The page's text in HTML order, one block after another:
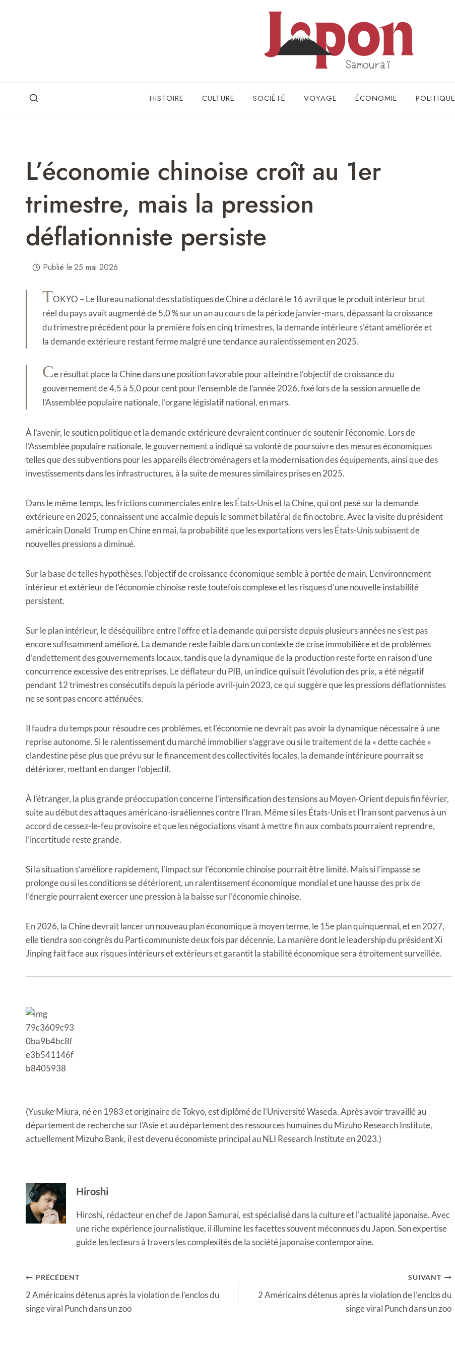
HISTOIRE CULTURE SOCIÉTÉ VOYAGE ÉCONOMIE POLITIQUE
L’économie chinoise croît au 1er
trimestre, mais la pression
déflationniste persiste
Publié le25 mai 2026
TOKYO – Le Bureau national des statistiques de Chine a déclaré le 16 avril que le produit intérieur brut
réel du pays avait augmenté de 5,0 % sur un an au cours de la période janvier-mars, dépassant la croissance
du trimestre précédent pour la première fois en cinq trimestres, la demande intérieure s’étant améliorée et
la demande extérieure restant ferme malgré une tendance au ralentissement en 2025.
Ce résultat place la Chine dans une position favorable pour atteindre l’objectif de croissance du
gouvernement de 4,5 à 5,0 pour cent pour l’ensemble de l’année 2026, fixé lors de la session annuelle de
l’Assemblée populaire nationale, l’organe législatif national, en mars.
À l’avenir, le soutien politique et la demande extérieure devraient continuer de soutenir l’économie. Lors de
l’Assemblée populaire nationale, le gouvernement a indiqué sa volonté de poursuivre des mesures économiques
telles que des subventions pour les appareils électroménagers et la modernisation des équipements, ainsi que des
investissements dans les infrastructures, à la suite de mesures similaires prises en 2025.
Dans le même temps, les frictions commerciales entre les États-Unis et la Chine, qui ont pesé sur la demande
extérieure en 2025, connaissent une accalmie depuis le sommet bilatéral de fin octobre. Avec la visite du président
américain Donald Trump en Chine en mai, la probabilité que les exportations vers les États-Unis subissent de
nouvelles pressions a diminué.
Sur la base de telles hypothèses, l’objectif de croissance économique semble à portée de main. L’environnement
intérieur et extérieur de l’économie chinoise reste toutefois complexe et les risques d’une nouvelle instabilité
persistent.
Sur le plan intérieur, le déséquilibre entre l’offre et la demande qui persiste depuis plusieurs années ne s’est pas
encore suffisamment amélioré. La demande reste faible dans un contexte de crise immobilière et de problèmes
d’endettement des gouvernements locaux, tandis que la dynamique de la production reste forte en raison d’une
concurrence excessive des entreprises. Le déflateur du PIB, un indice qui suit l’évolution des prix, a été négatif
pendant 12 trimestres consécutifs depuis la période avril-juin 2023, ce qui suggère que les pressions déflationnistes
ne se sont pas encore atténuées.
Il faudra du temps pour résoudre ces problèmes, et l’économie ne devrait pas avoir la dynamique nécessaire à une
reprise autonome. Si le ralentissement du marché immobilier s’aggrave ou si le traitement de la « dette cachée »
clandestine pèse plus que prévu sur le financement des collectivités locales, la demande intérieure pourrait se
détériorer, mettant en danger l’objectif.
À l’étranger, la plus grande préoccupation concerne l’intensification des tensions au Moyen-Orient depuis fin février,
suite au début des attaques américano-israéliennes contre l’Iran. Même si les États-Unis et l’Iran sont parvenus à un
accord de cessez-le-feu provisoire et que les négociations visant à mettre fin aux combats pourraient reprendre,
l’incertitude reste grande.
Si la situation s’améliore rapidement, l’impact sur l’économie chinoise pourrait être limité. Mais si l’impasse se
prolonge ou si les conditions se détériorent, un ralentissement économique mondial et une hausse des prix de
l’énergie pourraient exercer une pression à la baisse sur l’économie chinoise.
En 2026, la Chine devrait lancer un nouveau plan économique à moyen terme, le 15e plan quinquennal, et en 2027,
elle tiendra son congrès du Parti communiste deux fois par décennie. La manière dont le leadership du président Xi
Jinping fait face aux risques intérieurs et extérieurs et garantit la stabilité économique sera étroitement surveillée.
(Yusuke Miura, né en 1983 et originaire de Tokyo, est diplômé de l’Université Waseda. Après avoir travaillé au
département de recherche sur l’Asie et au département des ressources humaines du Mizuho Research Institute,
actuellement Mizuho Bank, il est devenu économiste principal au NLI Research Institute en 2023.)
Hiroshi
Hiroshi, rédacteur en chef de Japon Samurai, est spécialisé dans la culture et l'actualité japonaise. Avec
une riche expérience journalistique, il illumine les facettes souvent méconnues du Japon. Son expertise
guide les lecteurs à travers les complexités de la société japonaise contemporaine.
Navigation
de
l’article
PRÉCÉDENT
2 Américains détenus après la violation de l’enclos du
singe viral Punch dans un zoo
SUIVANT
2 Américains détenus après la violation de l’enclos du
singe viral Punch dans un zoo